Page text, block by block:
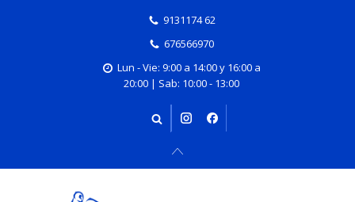
9131174 62
676566970
Lun - Vie: 9:00 a 14:00 y 16:00 a
20:00 | Sab: 10:00 - 13:00